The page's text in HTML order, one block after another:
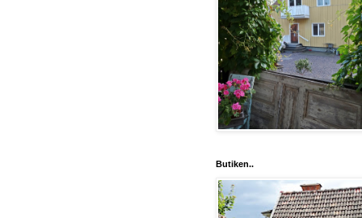
Butiken..